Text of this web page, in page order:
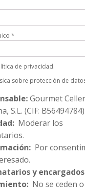
*
de privacidad.
sobre protección de
Gourmet
S.L. (CIF: B56494784).
Moderar los
Por
y
No se ceden o